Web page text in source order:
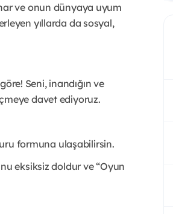
ve onun dünyaya uyum
yıllarda da sosyal,
Seni, inandığın ve
davet ediyoruz.
formuna ulaşabilirsin.
eksiksiz doldur ve “Oyun